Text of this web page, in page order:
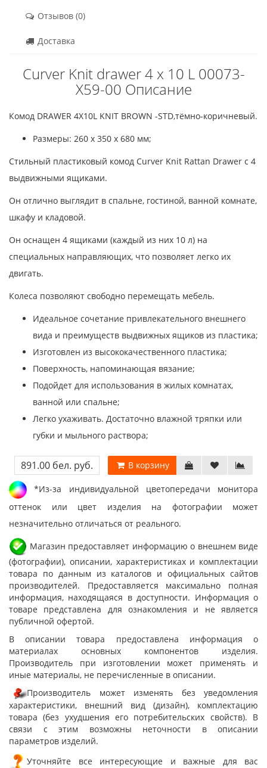
Отзывов (0)
Доставка
Curver Knit drawer 4 x 10 L 00073-
X59-00 Описание
Комод DRAWER 4X10L KNIT BROWN -STD,тёмно-коричневый.
Размеры: 260 х 350 х 680 мм;
Стильный пластиковый комод Curver Knit Rattan Drawer с 4
выдвижными ящиками.
Он отлично выглядит в спальне, гостиной, ванной комнате,
шкафу и кладовой.
Он оснащен 4 ящиками (каждый из них 10 л) на
специальных направляющих, что позволяет легко их
двигать.
Колеса позволяют свободно перемещать мебель.
Идеальное сочетание привлекательного внешнего
вида и преимуществ выдвижных ящиков из пластика;
Изготовлен из высококачественного пластика;
Поверхность, напоминающая вязание;
Подойдет для использования в жилых комнатах,
ванной или спальне;
Легко ухаживать. Достаточно влажной тряпки или
губки и мыльного раствора;
891.00 бел. руб. В корзину
*Из-за индивидуальной цветопередачи монитора
оттенок или цвет изделия на фотографии может
незначительно отличаться от реального.
Магазин предоставляет информацию о внешнем виде
(фотографии), описании, характеристиках и комплектации
товара по данным из каталогов и официальных сайтов
производителей. Предоставляется максимально полная
информация, находящаяся в доступности. Информация о
товаре представлена для ознакомления и не является
публичной офертой.
В описании товара предоставлена информация о
материалах основных компонентов изделия.
Производитель при изготовлении может применять и
иные материалы, не перечисленные в описании.
Производитель может изменять без уведомления
характеристики, внешний вид (дизайн), комплектацию
товара (без ухудшения его потребительских свойств). В
связи с этим возможны неточности в описании
параметров изделий.
Уточняйте все интересующие и важные для вас